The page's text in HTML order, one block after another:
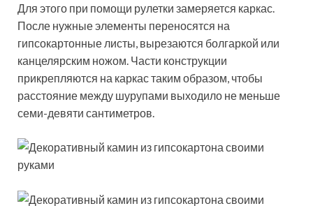
Для этого при помощи рулетки замеряется каркас.
После нужные элементы переносятся на
гипсокартонные листы, вырезаются болгаркой или
канцелярским ножом. Части конструкции
прикрепляются на каркас таким образом, чтобы
расстояние между шурупами выходило не меньше
семи-девяти сантиметров.